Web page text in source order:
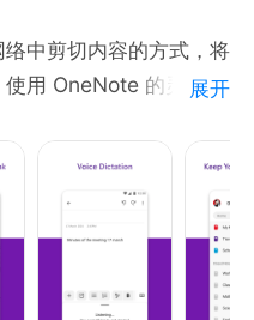
重要材料；
合理规划时间。
中剪切内容的方式，将
使用 OneNote 的灵活画
作为可搜索的内容。
记本带入数字时代。在
用分区和页面整理思维。
展开